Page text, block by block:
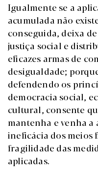
Igualmente se a
acumulada não
conseguida, deixa
justiça social e
eficazes armas de
desigualdade;
defendendo os
democracia social,
cultural, consente
mantenha e venha a
ineficácia dos meios
fragilidade das
aplicadas.